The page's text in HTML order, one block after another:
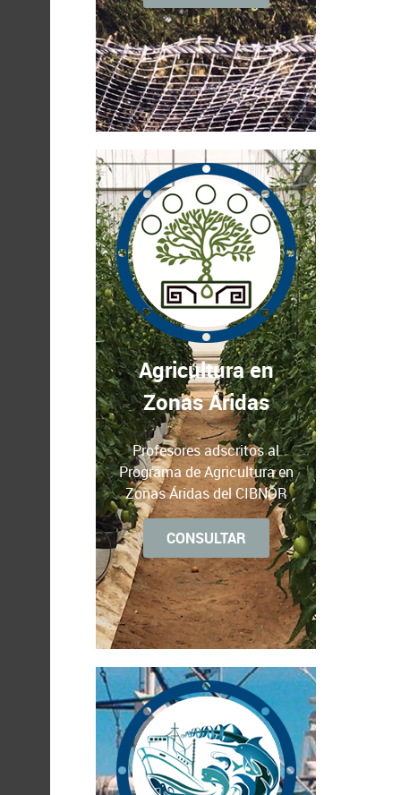
Agricultura en
Zonas Áridas
Profesores adscritos al
Programa de Agricultura en
Zonas Áridas del CIBNOR
CONSULTAR